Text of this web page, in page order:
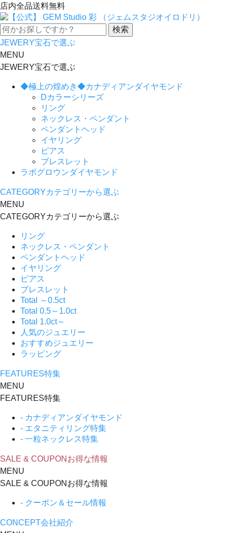
店内全品送料無料
JEWERY宝石で選ぶ
MENU
JEWERY宝石で選ぶ
◆極上の煌めき◆カナディアンダイヤモンド
Dカラーシリーズ
リング
ネックレス・ペンダント
ペンダントヘッド
イヤリング
ピアス
ブレスレット
ラボグロウンダイヤモンド
CATEGORYカテゴリーから選ぶ
MENU
CATEGORYカテゴリーから選ぶ
リング
ネックレス・ペンダント
ペンダントヘッド
イヤリング
ピアス
ブレスレット
Total ～0.5ct
Total 0.5～1.0ct
Total 1.0ct～
人気のジュエリー
おすすめジュエリー
ラッピング
FEATURES特集
MENU
FEATURES特集
- カナディアンダイヤモンド
- エタニティリング特集
- 一粒ネックレス特集
SALE & COUPON お得な情報
MENU
SALE & COUPON お得な情報
- クーポン＆セール情報
CONCEPT会社紹介